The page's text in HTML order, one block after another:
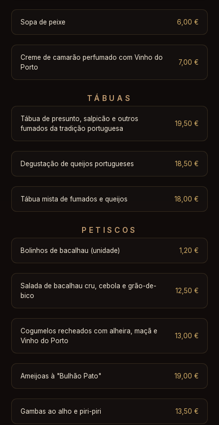
Sopa de peixe 6,00 €
Creme de camarão perfumado com Vinho do
Porto
7,00 €
TÁBUAS
Tábua de presunto, salpicão e outros
fumados da tradição portuguesa
19,50 €
Degustação de queijos portugueses 18,50 €
Tábua mista de fumados e queijos 18,00 €
PETISCOS
Bolinhos de bacalhau (unidade) 1,20 €
Salada de bacalhau cru, cebola e grão-de-
bico
12,50 €
Cogumelos recheados com alheira, maçã e
Vinho do Porto
13,00 €
Ameijoas à "Bulhão Pato" 19,00 €
Gambas ao alho e piri-piri 13,50 €